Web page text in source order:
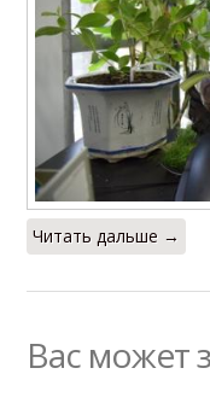
Читать дальше →
Вас может